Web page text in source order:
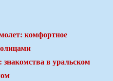
комфортное
в уральском